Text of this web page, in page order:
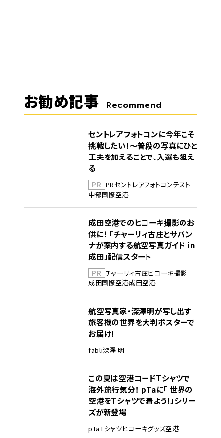
お勧め記事 Recommend
セントレアフォトコンに今年こそ
挑戦したい！～普段の写真にひと
工夫を加えることで、入選も狙え
る
PR PRセントレアフォトコンテスト
中部国際空港
成田空港でのヒコーキ撮影のお
供に！ 「チャーリィ古庄とサバン
ナが案内する航空写真ガイド in
成田」配信スタート
PR チャーリィ古庄ヒコーキ撮影
成田国際空港成田空港
航空写真家・深澤明が写し出す
旅客機の世界を大判ポスターで
お届け！
fabli深澤 明
この夏は空港コードTシャツで
海外旅行気分！ pTaに「 世界の
空港をTシャツで着よう！」シリー
ズが新登場
pTaTシャツヒコーキグッズ空港